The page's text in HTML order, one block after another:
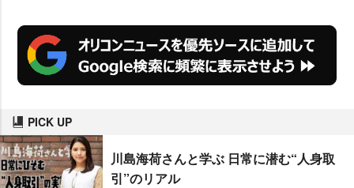
PICK UP
川島海荷さんと学ぶ 日常に潜む“人身取
引”のリアル